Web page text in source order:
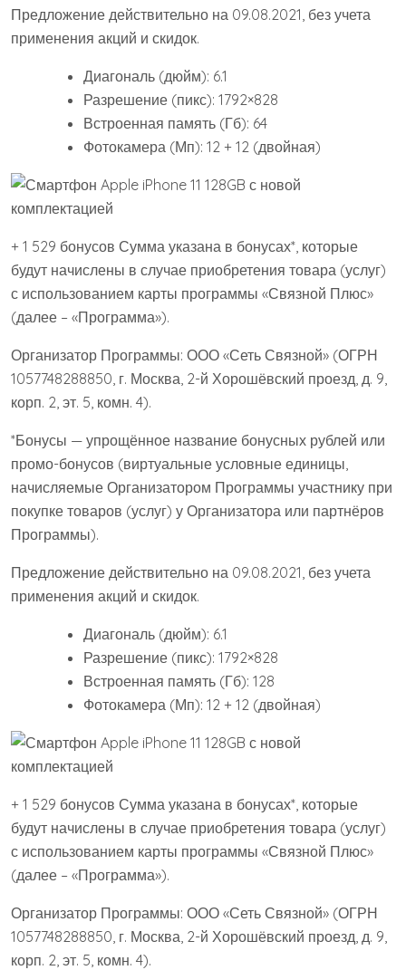
Предложение действительно на 09.08.2021, без учета
применения акций и скидок.
Диагональ (дюйм): 6.1
Разрешение (пикс): 1792×828
Встроенная память (Гб): 64
Фотокамера (Мп): 12 + 12 (двойная)
+ 1 529 бонусов Сумма указана в бонусах*, которые
будут начислены в случае приобретения товара (услуг)
с использованием карты программы «Связной Плюс»
(далее – «Программа»).
Организатор Программы: ООО «Сеть Связной» (ОГРН
1057748288850, г. Москва, 2-й Хорошёвский проезд, д. 9,
корп. 2, эт. 5, комн. 4).
*Бонусы — упрощённое название бонусных рублей или
промо-бонусов (виртуальные условные единицы,
начисляемые Организатором Программы участнику при
покупке товаров (услуг) у Организатора или партнёров
Программы).
Предложение действительно на 09.08.2021, без учета
применения акций и скидок.
Диагональ (дюйм): 6.1
Разрешение (пикс): 1792×828
Встроенная память (Гб): 128
Фотокамера (Мп): 12 + 12 (двойная)
+ 1 529 бонусов Сумма указана в бонусах*, которые
будут начислены в случае приобретения товара (услуг)
с использованием карты программы «Связной Плюс»
(далее – «Программа»).
Организатор Программы: ООО «Сеть Связной» (ОГРН
1057748288850, г. Москва, 2-й Хорошёвский проезд, д. 9,
корп. 2, эт. 5, комн. 4).